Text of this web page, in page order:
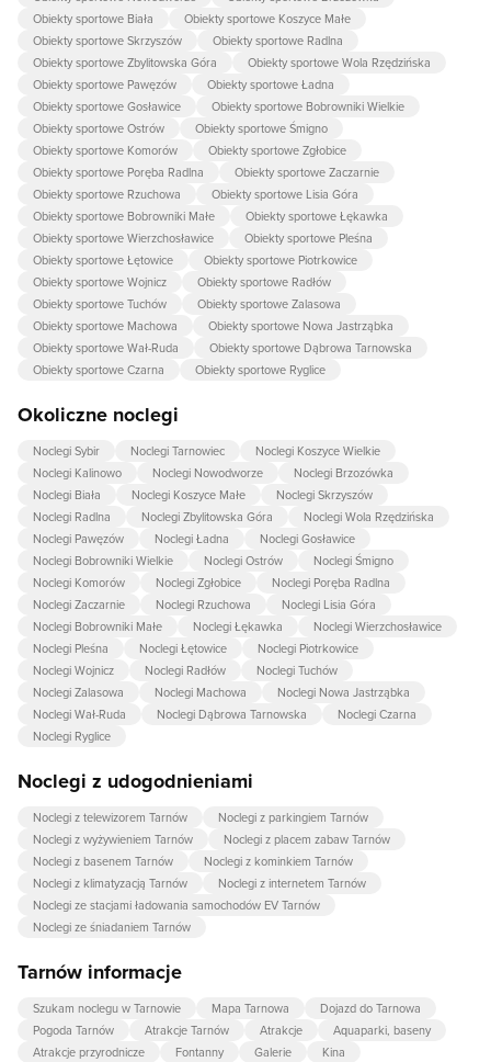
Obiekty sportowe Biała
Obiekty sportowe Koszyce Małe
Obiekty sportowe Skrzyszów
Obiekty sportowe Radlna
Obiekty sportowe Zbylitowska Góra
Obiekty sportowe Wola Rzędzińska
Obiekty sportowe Pawęzów
Obiekty sportowe Ładna
Obiekty sportowe Gosławice
Obiekty sportowe Bobrowniki Wielkie
Obiekty sportowe Ostrów
Obiekty sportowe Śmigno
Obiekty sportowe Komorów
Obiekty sportowe Zgłobice
Obiekty sportowe Poręba Radlna
Obiekty sportowe Zaczarnie
Obiekty sportowe Rzuchowa
Obiekty sportowe Lisia Góra
Obiekty sportowe Bobrowniki Małe
Obiekty sportowe Łękawka
Obiekty sportowe Wierzchosławice
Obiekty sportowe Pleśna
Obiekty sportowe Łętowice
Obiekty sportowe Piotrkowice
Obiekty sportowe Wojnicz
Obiekty sportowe Radłów
Obiekty sportowe Tuchów
Obiekty sportowe Zalasowa
Obiekty sportowe Machowa
Obiekty sportowe Nowa Jastrząbka
Obiekty sportowe Wał-Ruda
Obiekty sportowe Dąbrowa Tarnowska
Obiekty sportowe Czarna
Obiekty sportowe Ryglice
Okoliczne noclegi
Noclegi Sybir Noclegi Tarnowiec
Noclegi Koszyce Wielkie
Noclegi Kalinowo
Noclegi Nowodworze
Noclegi Brzozówka
Noclegi Biała
Noclegi Koszyce Małe
Noclegi Skrzyszów
Noclegi Radlna
Noclegi Zbylitowska Góra
Noclegi Wola Rzędzińska
Noclegi Pawęzów
Noclegi Ładna
Noclegi Gosławice
Noclegi Bobrowniki Wielkie
Noclegi Ostrów
Noclegi Śmigno
Noclegi Komorów
Noclegi Zgłobice
Noclegi Poręba Radlna
Noclegi Zaczarnie
Noclegi Rzuchowa
Noclegi Lisia Góra
Noclegi Bobrowniki Małe
Noclegi Łękawka
Noclegi Wierzchosławice
Noclegi Pleśna
Noclegi Łętowice
Noclegi Piotrkowice
Noclegi Wojnicz
Noclegi Radłów
Noclegi Tuchów
Noclegi Zalasowa
Noclegi Machowa
Noclegi Nowa Jastrząbka
Noclegi Wał-Ruda
Noclegi Dąbrowa Tarnowska
Noclegi Czarna
Noclegi Ryglice
Noclegi z udogodnieniami
Noclegi z telewizorem Tarnów
Noclegi z parkingiem Tarnów
Noclegi z wyżywieniem Tarnów
Noclegi z placem zabaw Tarnów
Noclegi z basenem Tarnów
Noclegi z kominkiem Tarnów
Noclegi z klimatyzacją Tarnów
Noclegi z internetem Tarnów
Noclegi ze stacjami ładowania samochodów EV Tarnów
Noclegi ze śniadaniem Tarnów
Tarnów informacje
Szukam noclegu w Tarnowie Mapa Tarnowa
Dojazd do Tarnowa
Pogoda Tarnów
Atrakcje Tarnów Atrakcje
Aquaparki, baseny
Atrakcje przyrodnicze
Fontanny Galerie
Kina